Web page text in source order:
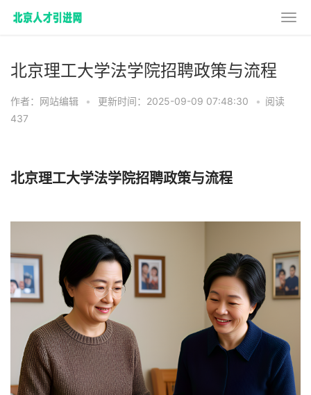
北京理工大学法学院招聘政策与流程
作者：网站编辑 • 更新时间：2025-09-09 07:48:30 • 阅读
437
北京理工大学法学院招聘政策与流程